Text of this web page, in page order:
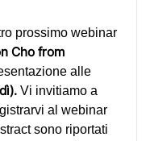
prossimo webinar
Cho from
alle
Vi invitiamo a
al webinar
sono riportati